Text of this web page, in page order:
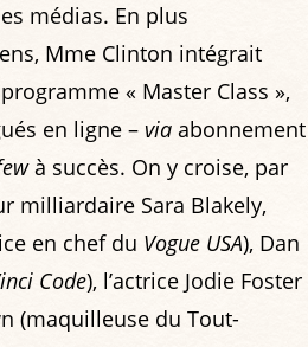
médias. En plus
Mme Clinton intégrait
« Master Class »,
en ligne – via abonnement
à succès. On y croise, par
milliardaire Sara Blakely,
en chef du Vogue USA), Dan
Code), l’actrice Jodie Foster
(maquilleuse du Tout-